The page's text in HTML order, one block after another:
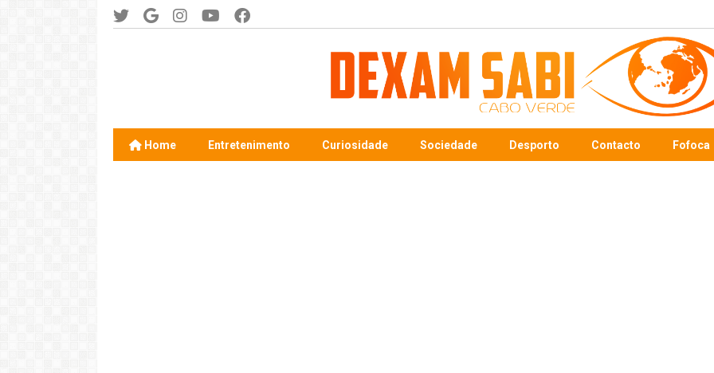
Home Entretenimento Curiosidade Sociedade Desporto Contacto Fofoca